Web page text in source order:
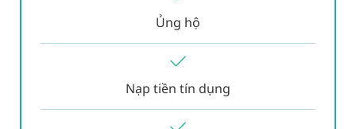
Ủng hộ
Nạp tiền tín dụng